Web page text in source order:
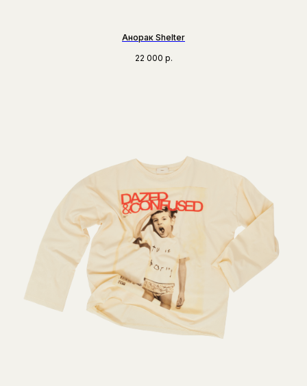
Анорак Shelter
22 000 р.